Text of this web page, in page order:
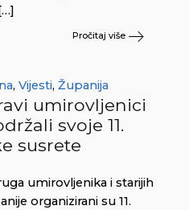
Pročitaj više
, Vijesti, Županija
umirovljenici
svoje 11.
susrete
umirovljenika i starijih
organizirani su 11.